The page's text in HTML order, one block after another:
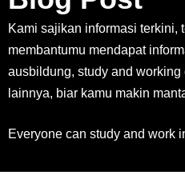
Kami sajikan informasi terkini,
membantumu mendapat
ausbildung, study and
lainnya, biar kamu makin
Everyone can study and work